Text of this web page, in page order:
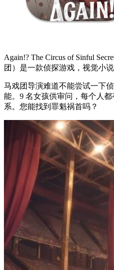
Again!? The Circus of Sinful
团）是一款侦探游戏，视觉小
马戏团导演难道不能尝试一下
能。9 名女孩供审问，每个人
系。您能找到罪魁祸首吗？